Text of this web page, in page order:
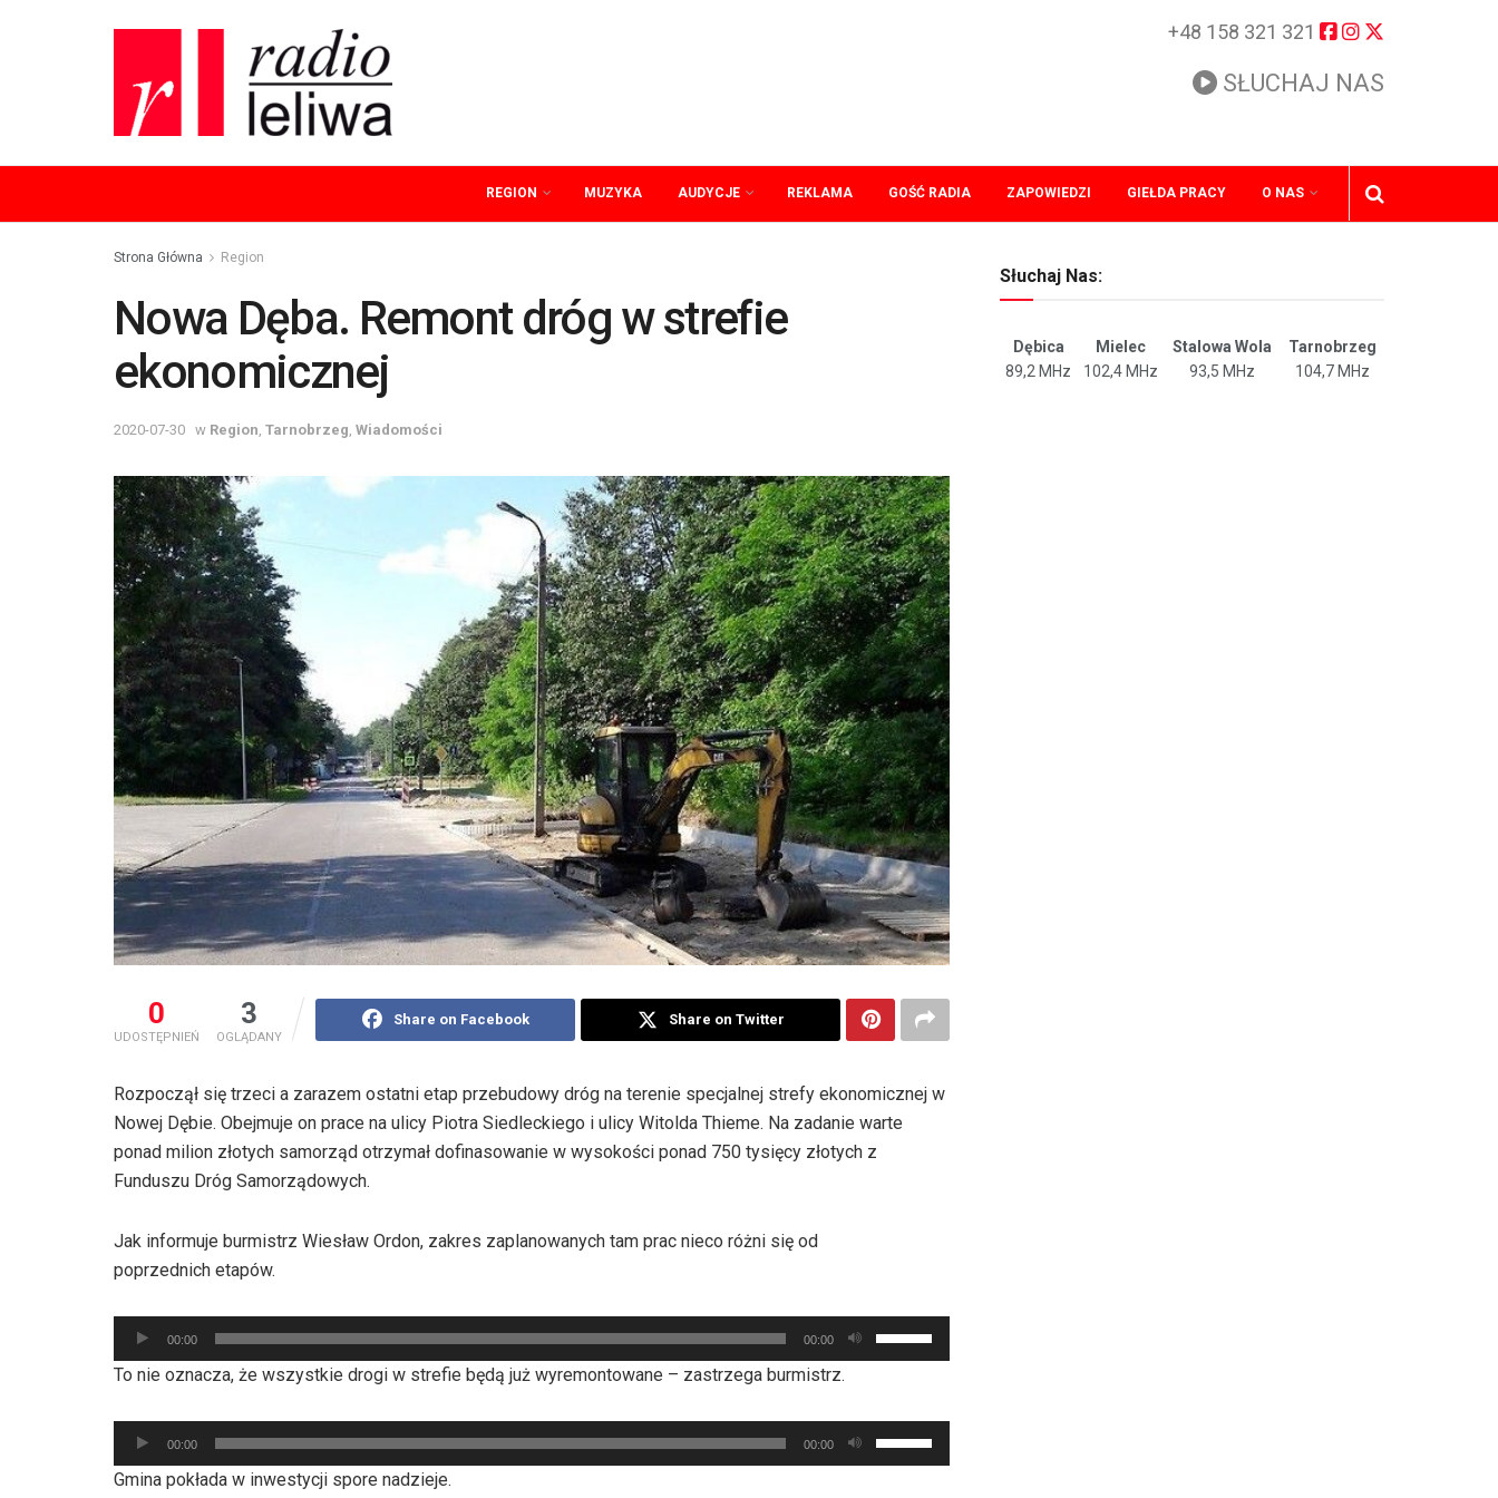
+48 158 321 321
SŁUCHAJ NAS
REGION MUZYKA AUDYCJE REKLAMA GOŚĆ RADIA ZAPOWIEDZI GIEŁDA PRACY O NAS
Strona Główna Region
Nowa Dęba. Remont dróg w strefie
ekonomicznej
2020-07-30 w Region Tarnobrzeg Wiadomości
0
UDOSTĘPNIEŃ
3
OGLĄDANY
Share on Facebook Share on Twitter
Rozpoczął się trzeci a zarazem ostatni etap przebudowy dróg na terenie specjalnej strefy ekonomicznej w
Nowej Dębie. Obejmuje on prace na ulicy Piotra Siedleckiego i ulicy Witolda Thieme. Na zadanie warte
ponad milion złotych samorząd otrzymał dofinasowanie w wysokości ponad 750 tysięcy złotych z
Funduszu Dróg Samorządowych.
Jak informuje burmistrz Wiesław Ordon, zakres zaplanowanych tam prac nieco różni się od
poprzednich etapów.
Odtwarzacz
plików
dźwiękowych
00:00 00:00
strzałek
oraz
To nie oznacza, że wszystkie drogi w strefie będą już wyremontowane – zastrzega burmistrz.
Odtwarzacz
plików
dźwiękowych
00:00 00:00
strzałek
Gmina pokłada w inwestycji spore nadzieje.
Słuchaj Nas:
Dębica Mielec Stalowa Wola
Tarnobrzeg
89,2 MHz
102,4 MHz 93,5 MHz 104,7 MHz